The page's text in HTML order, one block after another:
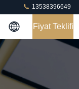
13538396649
Fiyat Teklifi